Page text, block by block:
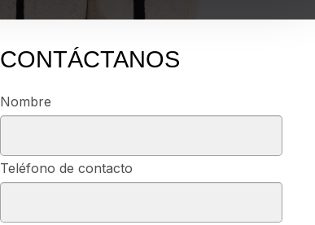
CONTÁCTANOS
Nombre
Teléfono de contacto